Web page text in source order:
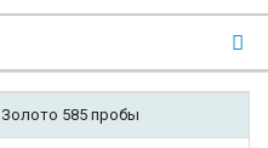
Золото 585 пробы